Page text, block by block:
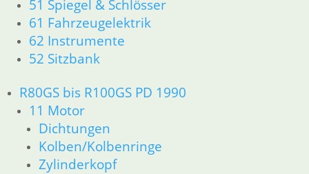
51 Spiegel & Schlösser
61 Fahrzeugelektrik
62 Instrumente
52 Sitzbank
R80GS bis R100GS PD 1990
11 Motor
Dichtungen
Kolben/Kolbenringe
Zylinderkopf
R65 R80 Monolever R100 RS/RT Monolever ab 1984
11 Motor
Dichtungen
Kolben/Kolbenringe
Zylinderkopf
12 Motorelektrik
13 Vergaser
16 Tank
18 Auspuff
21 Kupplung
23 Getriebe